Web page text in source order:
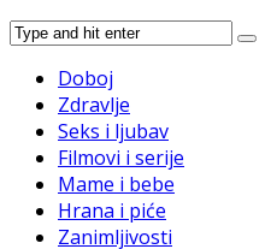
Doboj
Zdravlje
Seks i ljubav
Filmovi i serije
Mame i bebe
Hrana i piće
Zanimljivosti